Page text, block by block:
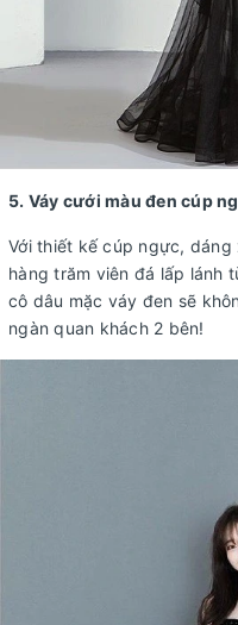
5. Váy cưới màu đen cúp
Với thiết kế cúp ngực,
hàng trăm viên đá lấp lánh
cô dâu mặc váy đen sẽ
ngàn quan khách 2 bên!